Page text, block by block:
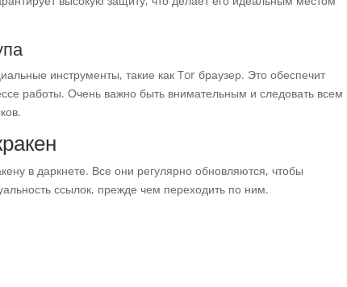
инструменты, такие как Tor браузер. Это обеспечит
работы. Очень важно быть внимательным и следовать всем
в даркнете. Все они регулярно обновляются, чтобы
ссылок, прежде чем переходить по ним.